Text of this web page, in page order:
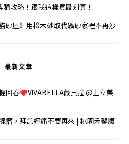
攻略！跟我這樣買最划算！
砂屋》用松木砂取代礦砂家裡不再沙
最新文章
回春
VIVABELLA薇貝拉 @上立美
瘤，拜託經痛不要再來 | 桃園禾馨腹